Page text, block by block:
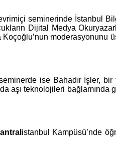
seminerinde İstanbul
Dijital Medya
moderasyonunu
seminerde ise Bahadır İşler, bir
aşı teknolojileri bağlamında
istanbul Kampüsü’nde